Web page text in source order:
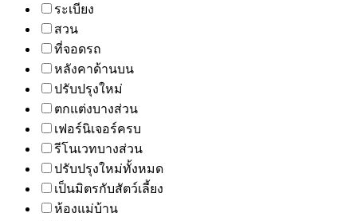
ระเบียง
สวน
ที่จอดรถ
หลังคาด้านบน
ปรับปรุงใหม่
ตกแต่งบางส่วน
เฟอร์นิเจอร์ครบ
รีโนเวทบางส่วน
ปรับปรุงใหม่ทั้งหมด
เป็นมิตรกับสัตว์เลี้ยง
ห้องแม่บ้าน